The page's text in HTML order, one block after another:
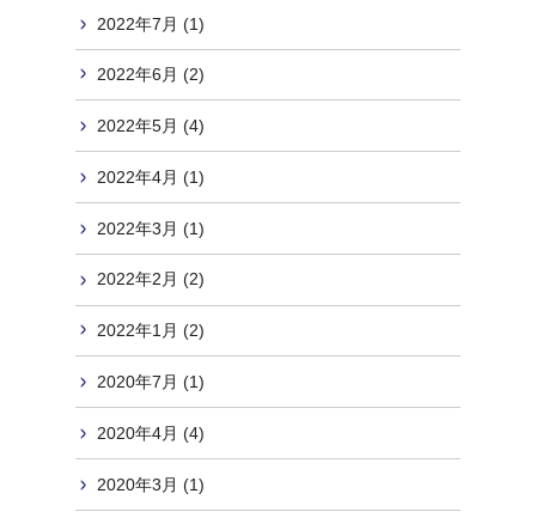
2022年7月 (1)
2022年6月 (2)
2022年5月 (4)
2022年4月 (1)
2022年3月 (1)
2022年2月 (2)
2022年1月 (2)
2020年7月 (1)
2020年4月 (4)
2020年3月 (1)